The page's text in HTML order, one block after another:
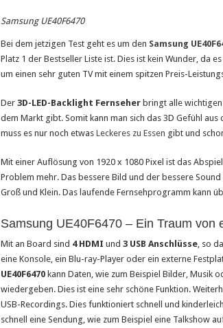
Saunakabine – eine praktische Anschaffung
Masken bedrucken lassen
Tattoo-Entfernung wird immer beliebter
Samsung UE40F6470
Bei dem jetzigen Test geht es um den Samsung
Platz 1 der Bestseller Liste ist. Dies ist kein Wunder, da
um einen sehr guten TV mit einem spitzen Preis-
Der 3D-LED-Backlight Fernseherbringt alle wichtigen
dem Markt gibt. Somit kann man sich das 3D Gefühl
muss es nur noch etwas Leckeres zu Essen gibt und
Mit einer Auflösung von 1920 x 1080 Pixel ist das
Problem mehr. Das bessere Bild und der bessere
Groß und Klein. Das laufende Fernsehprogramm kann
Samsung UE40F6470 – Ein Traum von
Mit an Board sind 4 HDMI und 3 USB Anschlüsse, so
eine Konsole, ein Blu-ray-Player oder ein externe
UE40F6470kann Daten, wie zum Beispiel Bilder, Musik
wiedergeben. Dies ist eine sehr schöne Funktion.
USB-Recordings. Dies funktioniert schnell und
schnell eine Sendung, wie zum Beispiel eine Talkshow